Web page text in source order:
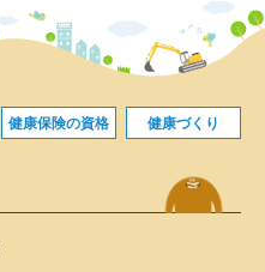
健康保険の資格 健康づくり